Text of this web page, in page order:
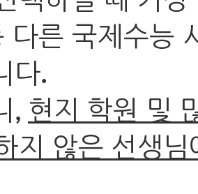
다른 국제수능
다.
, 현지 학원 및
지 않은 선생